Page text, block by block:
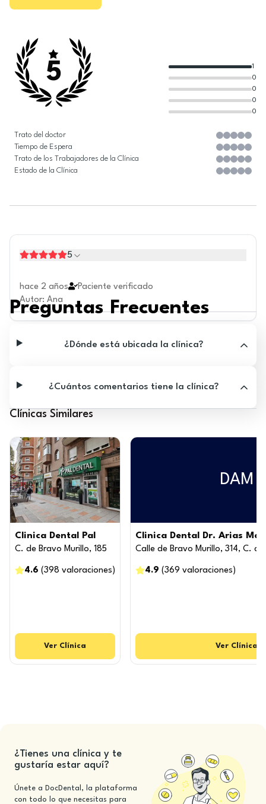
5
0
0
0
0
1
Trato del doctor
Tiempo de Espera
Trato de los Trabajadores de la Clínica
Estado de la Clínica
5
hace 2 años
Paciente verificado
Autor: Ana
Preguntas Frecuentes
¿Dónde está ubicada la clínica?
¿Cuántos comentarios tiene la clínica?
Clínicas Similares
Clinica Dental Pal
C. de Bravo Murillo, 185
4.6 (398 valoraciones )
Ver Clínica
DAM
Clinica Dental Dr. Arias
Calle de Bravo Murillo, 314, C.
4.9 (369 valoraciones )
Ver Clínica
¿Tienes una clínica y te
gustaría estar aquí?
Únete a DocDental, la plataforma
con todo lo que necesitas para